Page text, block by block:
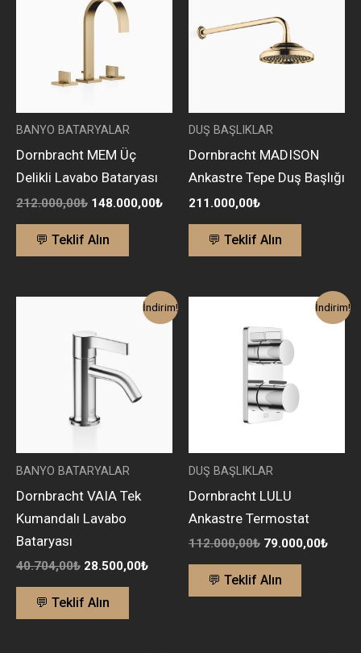
BANYO BATARYALAR
Dornbracht MEM Üç
Delikli Lavabo Bataryası
212.000,00₺ 148.000,00₺
💬 Teklif Alın
DUŞ BAŞLIKLAR
Dornbracht MADISON
Ankastre Tepe Duş Başlığı
211.000,00₺
💬 Teklif Alın
İndirim!
BANYO BATARYALAR
Dornbracht VAIA Tek
Kumandalı Lavabo
Bataryası
40.704,00₺
40.704,00₺.
28.500,00₺
Şu
andaki
💬 Teklif Alın
İndirim!
DUŞ BAŞLIKLAR
Dornbracht LULU
Ankastre Termostat
112.000,00₺
112.000,00₺.
79.000,00₺
Şu
💬 Teklif Alın